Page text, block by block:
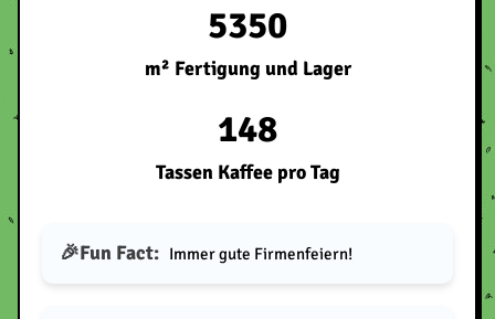
5350
m² Fertigung und Lager
148
Tassen Kaffee pro Tag
Fun Fact: Immer gute Firmenfeiern!